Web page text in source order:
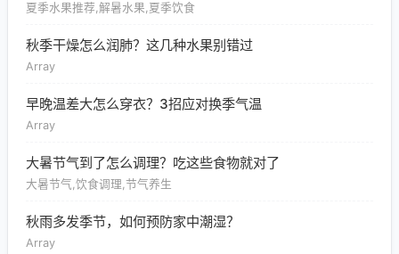
夏季水果推荐,解暑水果,夏季饮食
秋季干燥怎么润肺？这几种水果别错过
Array
早晚温差大怎么穿衣？3招应对换季气温
Array
大暑节气到了怎么调理？吃这些食物就对了
大暑节气,饮食调理,节气养生
秋雨多发季节，如何预防家中潮湿？
Array